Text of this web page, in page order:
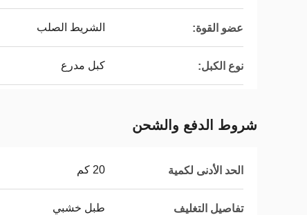
عضو القوة: الشريط الصلب
نوع الكبل: كبل مدرع
شروط الدفع والشحن
الحد الأدنى لكمية 20 كم
تفاصيل التغليف طبل خشبي